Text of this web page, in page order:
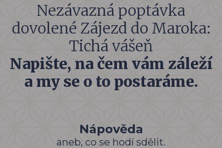
Nezávazná poptávka
dovolené Zájezd do Maroka:
Tichá vášeň
Napište, na čem vám záleží
a my se o to postaráme.
Nápověda
aneb, co se hodí sdělit.